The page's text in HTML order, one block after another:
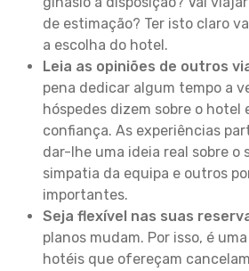
de estimação? Ter isto claro
a escolha do hotel.
Leia as opiniões de outros
pena dedicar algum tempo a
hóspedes dizem sobre o hotel
confiança. As experiências
dar-lhe uma ideia real sobre o
simpatia da equipa e outros
importantes.
Seja flexível nas suas
planos mudam. Por isso, é
hotéis que ofereçam